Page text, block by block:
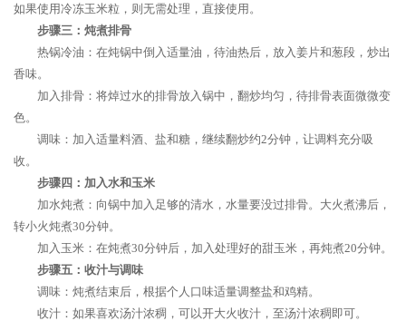
如果使用冷冻玉米粒，则无需处理，直接使用。
步骤三：炖煮排骨
热锅冷油：在炖锅中倒入适量油，待油热后，放入姜片和葱段，炒出
香味。
加入排骨：将焯过水的排骨放入锅中，翻炒均匀，待排骨表面微微变
色。
调味：加入适量料酒、盐和糖，继续翻炒约2分钟，让调料充分吸
收。
步骤四：加入水和玉米
加水炖煮：向锅中加入足够的清水，水量要没过排骨。大火煮沸后，
转小火炖煮30分钟。
加入玉米：在炖煮30分钟后，加入处理好的甜玉米，再炖煮20分钟。
步骤五：收汁与调味
调味：炖煮结束后，根据个人口味适量调整盐和鸡精。
收汁：如果喜欢汤汁浓稠，可以开大火收汁，至汤汁浓稠即可。